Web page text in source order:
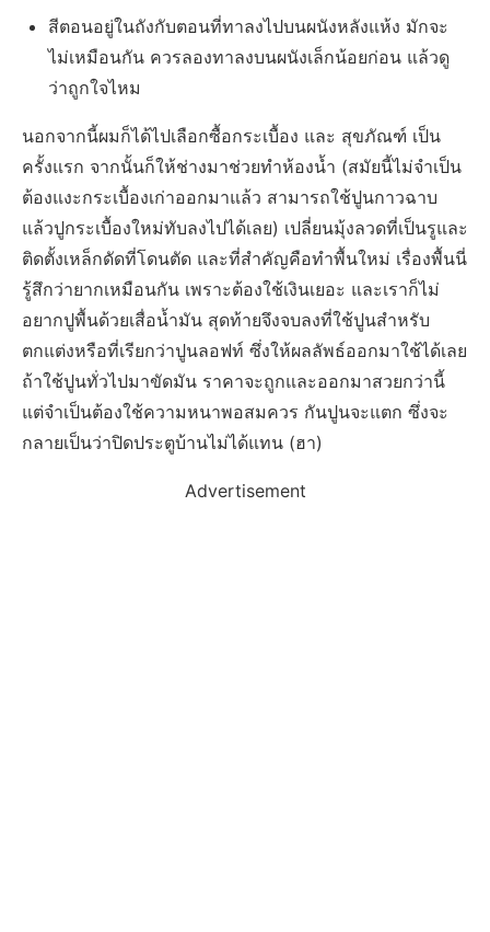
สีตอนอยู่ในถังกับตอนที่ทาลงไปบนผนังหลังแห้ง มักจะ
ไม่เหมือนกัน ควรลองทาลงบนผนังเล็กน้อยก่อน แล้วดู
ว่าถูกใจไหม
นอกจากนี้ผมก็ได้ไปเลือกซื้อกระเบื้อง และ สุขภัณฑ์ เป็น
ครั้งแรก จากนั้นก็ให้ช่างมาช่วยทำห้องน้ำ (สมัยนี้ไม่จำเป็น
ต้องแงะกระเบื้องเก่าออกมาแล้ว สามารถใช้ปูนกาวฉาบ
แล้วปูกระเบื้องใหม่ทับลงไปได้เลย) เปลี่ยนมุ้งลวดที่เป็นรูและ
ติดตั้งเหล็กดัดที่โดนตัด และที่สำคัญคือทำพื้นใหม่ เรื่องพื้นนี่
รู้สึกว่ายากเหมือนกัน เพราะต้องใช้เงินเยอะ และเราก็ไม่
อยากปูพื้นด้วยเสื่อน้ำมัน สุดท้ายจึงจบลงที่ใช้ปูนสำหรับ
ตกแต่งหรือที่เรียกว่าปูนลอฟท์ ซึ่งให้ผลลัพธ์ออกมาใช้ได้เลย
ถ้าใช้ปูนทั่วไปมาขัดมัน ราคาจะถูกและออกมาสวยกว่านี้
แต่จำเป็นต้องใช้ความหนาพอสมควร กันปูนจะแตก ซึ่งจะ
กลายเป็นว่าปิดประตูบ้านไม่ได้แทน (ฮา)
Advertisement